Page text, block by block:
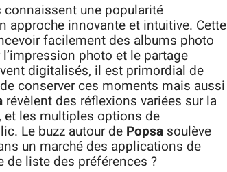
une popularité
approche innovante et intuitive. Cette
facilement des albums photo
photo et le partage
digitalisés, il est primordial de
conserver ces moments mais aussi
révèlent des réflexions variées sur la
et les multiples options de
Le buzz autour de Popsa soulève
un marché des applications de
de liste des préférences ?